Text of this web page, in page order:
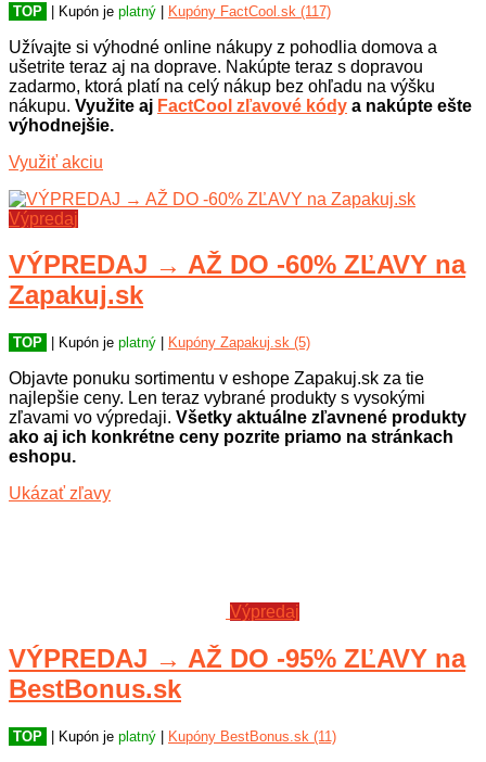
TOP | Kupón je platný | Kupóny FactCool.sk (117)
Užívajte si výhodné online nákupy z pohodlia domova a
ušetrite teraz aj na doprave. Nakúpte teraz s dopravou
zadarmo, ktorá platí na celý nákup bez ohľadu na výšku
nákupu. Využite aj FactCool zľavové kódy a nakúpte ešte
výhodnejšie.
Využiť akciu
Výpredaj
VÝPREDAJ → AŽ DO -60% ZĽAVY na
Zapakuj.sk
TOP | Kupón je platný Kupóny Zapakuj.sk (5)
Objavte ponuku sortimentu v eshope Zapakuj.sk za tie
najlepšie ceny. Len teraz vybrané produkty s vysokými
zľavami vo výpredaji. Všetky aktuálne zľavnené produkty
ako aj ich konkrétne ceny pozrite priamo na stránkach
eshopu.
Ukázať zľavy
Výpredaj
VÝPREDAJ → AŽ DO -95% ZĽAVY na
BestBonus.sk
TOP | Kupón je platný Kupóny BestBonus.sk (11)